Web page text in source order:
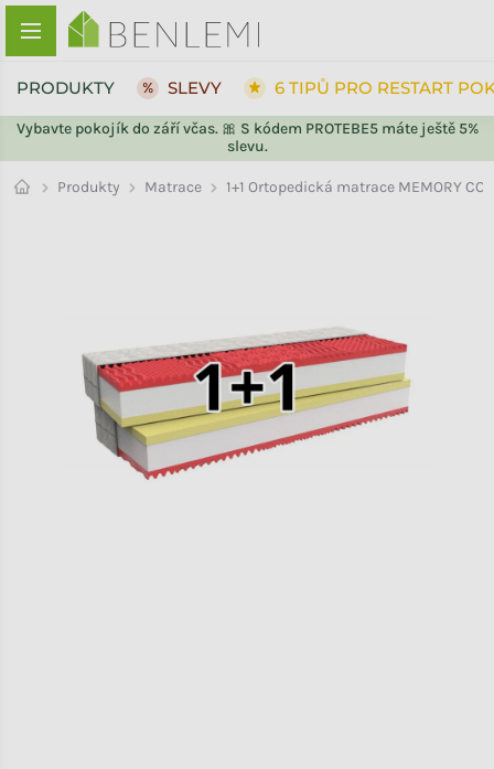
Přejít na obsah
Vybavte pokojík do září včas. 🎀 S kódem PROTEBE5 máte ještě 5%
slevu.
PRODUKTY SLEVY 6 TIPŮ PRO RESTART
Produkty Matrace 1+1 Ortopedická matrace MEMORY
ZPĚT DO OBCHODU
ZPĚT DO OBCHODU